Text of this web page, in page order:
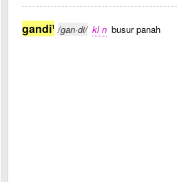
gandi1 /gan·di/ kl n busur panah